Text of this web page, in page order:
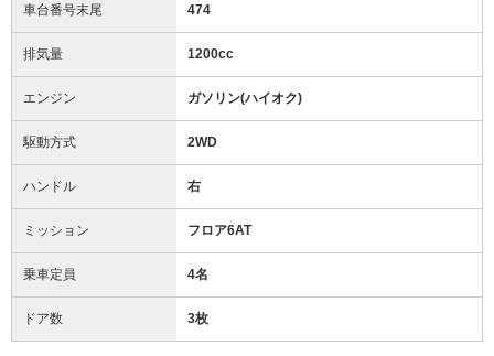
車台番号末尾 474
排気量 1200cc
エンジン ガソリン(ハイオク)
駆動方式 2WD
ハンドル 右
ミッション フロア6AT
乗車定員 4名
ドア数 3枚